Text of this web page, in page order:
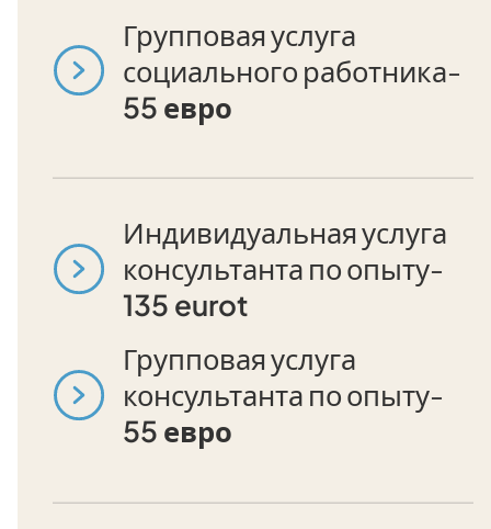
Групповая услуга
социального работника-
55 евро
Индивидуальная услуга
консультанта по опыту-
135 eurot
Групповая услуга
консультанта по опыту-
55 евро